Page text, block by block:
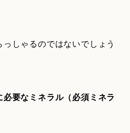
しゃるのではないでしょう
要なミネラル（必須ミネラ